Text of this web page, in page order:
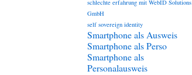
schlechte erfahrung mit WebID Solutions
GmbH
self sovereign identity
Smartphone als Ausweis
Smartphone als Perso
Smartphone als
Personalausweis